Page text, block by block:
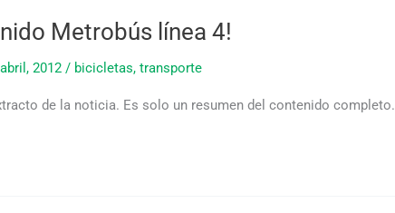
Metrobús línea 4!
2012 / bicicletas, transporte
de la noticia. Es solo un resumen del contenido completo.